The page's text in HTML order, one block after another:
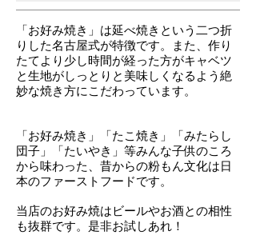
「お好み焼き」は延べ焼きという二つ折
りした名古屋式が特徴です。また、作り
たてより少し時間が経った方がキャベツ
と生地がしっとりと美味しくなるよう絶
妙な焼き方にこだわっています。
「お好み焼き」「たこ焼き」
「みたらし
団子」「たいやき」等みんな子供のころ
から味わった、 昔からの粉もん文化は 日
本のファーストフードです。
当店のお好み焼はビールやお酒との相性
も抜群です。是非お試しあれ！